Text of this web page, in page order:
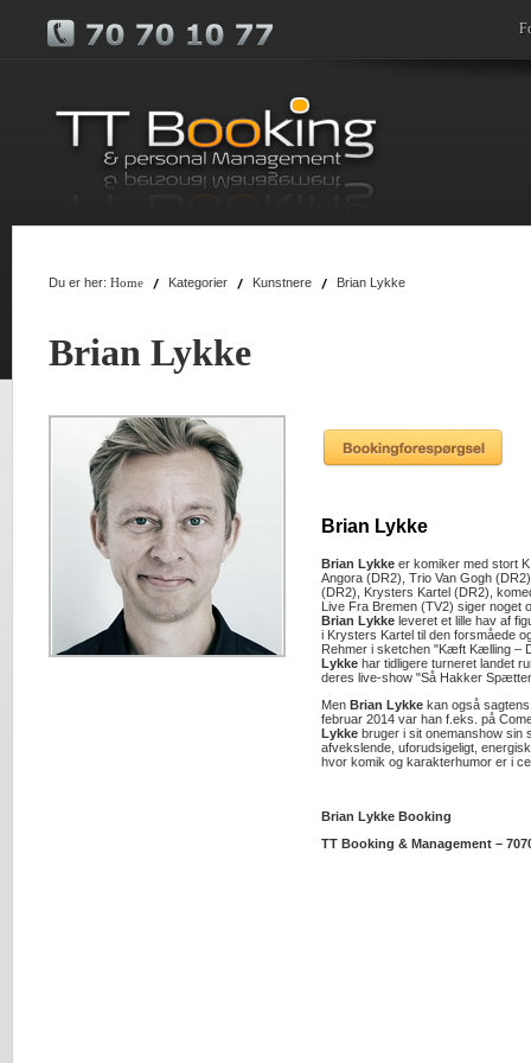
Du er her: Home Kategorier Kunstnere Brian Lykke
Brian Lykke
Brian Lykke
Brian Lykke er komiker med stort
Angora (DR2), Trio Van Gogh
(DR2), Krysters Kartel (DR2),
Live Fra Bremen (TV2) siger noget
Brian Lykke leveret et lille hav af
i Krysters Kartel til den forsmåede
Rehmer i sketchen "Kæft Kælling –
Lykke har tidligere turneret landet
deres live-show "Så Hakker
Men Brian Lykke kan også
februar 2014 var han f.eks. på
Lykke bruger i sit onemanshow sin
afvekslende, uforudsigeligt,
hvor komik og karakterhumor er i
Brian Lykke Booking
TT Booking & Management –